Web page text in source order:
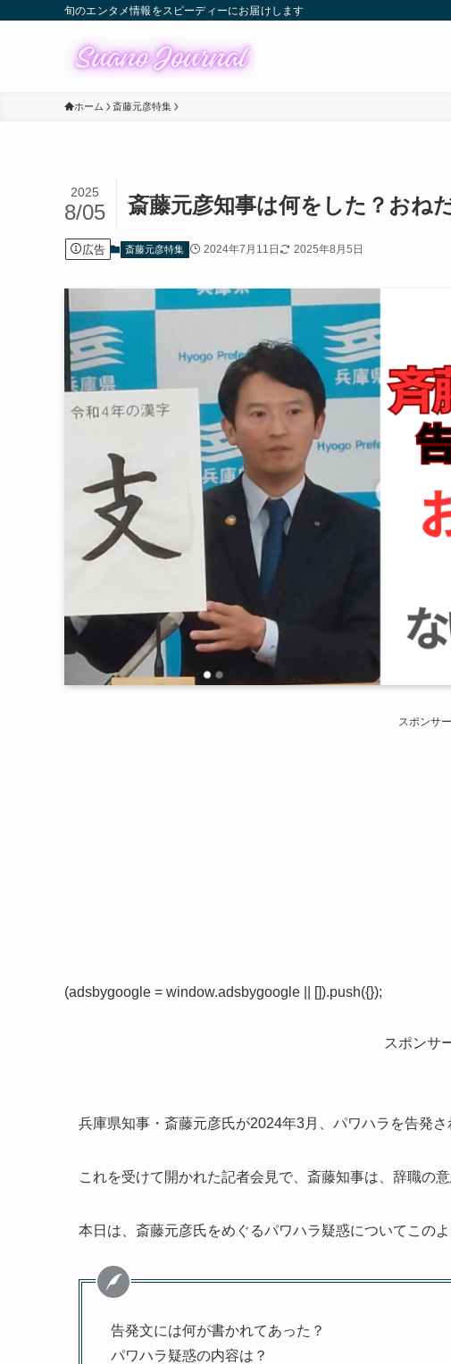
旬のエンタメ情報をスピーディーにお届けします
ホーム 斎藤元彦特集
斎藤元彦知事は何をした？おね
2025
8/05
広告 斎藤元彦特集 2024年7月11日 2025年8月5日
スポンサ
(adsbygoogle = window.adsbygoogle || []).push({});
スポンサ
兵庫県知事・斎藤元彦氏が2024年3月、パワハラを告発さ
これを受けて開かれた記者会見で、斎藤知事は、辞職の
本日は、斎藤元彦氏をめぐるパワハラ疑惑についてこの
告発文には何が書かれてあった？
パワハラ疑惑の内容は？